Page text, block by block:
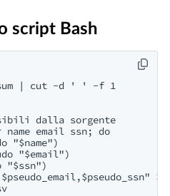
script Bash
| cut -d ' ' -f 1
dalla sorgente
email ssn; do
"$name")
"$email")
"$ssn")